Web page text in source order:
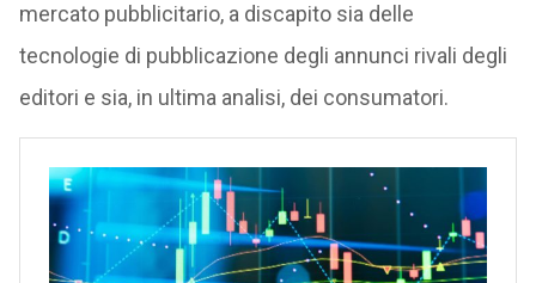
mercato pubblicitario, a discapito sia delle
tecnologie di pubblicazione degli annunci rivali degli
editori e sia, in ultima analisi, dei consumatori.